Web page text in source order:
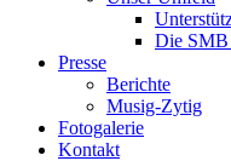
Die SMB
Presse
Berichte
Musig-Zytig
Fotogalerie
Kontakt